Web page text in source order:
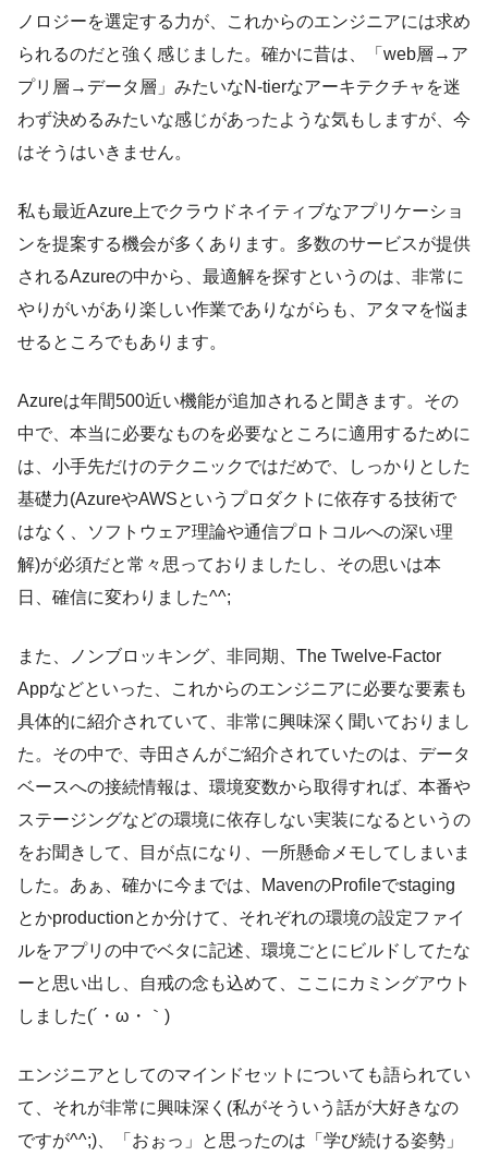
ノロジーを選定する力が、これからのエンジニアには求め
られるのだと強く感じました。確かに昔は、「web層→ア
プリ層→データ層」みたいなN-tierなアーキテクチャを迷
わず決めるみたいな感じがあったような気もしますが、今
はそうはいきません。
私も最近Azure上でクラウドネイティブなアプリケーショ
ンを提案する機会が多くあります。多数のサービスが提供
されるAzureの中から、最適解を探すというのは、非常に
やりがいがあり楽しい作業でありながらも、アタマを悩ま
せるところでもあります。
Azureは年間500近い機能が追加されると聞きます。その
中で、本当に必要なものを必要なところに適用するために
は、小手先だけのテクニックではだめで、しっかりとした
基礎力(AzureやAWSというプロダクトに依存する技術で
はなく、ソフトウェア理論や通信プロトコルへの深い理
解)が必須だと常々思っておりましたし、その思いは本
日、確信に変わりました^^;
また、ノンブロッキング、非同期、The Twelve-Factor
Appなどといった、これからのエンジニアに必要な要素も
具体的に紹介されていて、非常に興味深く聞いておりまし
た。その中で、寺田さんがご紹介されていたのは、データ
ベースへの接続情報は、環境変数から取得すれば、本番や
ステージングなどの環境に依存しない実装になるというの
をお聞きして、目が点になり、一所懸命メモしてしまいま
した。あぁ、確かに今までは、MavenのProfileでstaging
とかproductionとか分けて、それぞれの環境の設定ファイ
ルをアプリの中でベタに記述、環境ごとにビルドしてたな
ーと思い出し、自戒の念も込めて、ここにカミングアウト
しました(´・ω・｀)
エンジニアとしてのマインドセットについても語られてい
て、それが非常に興味深く(私がそういう話が大好きなの
ですが^^;)、「おぉっ」と思ったのは「学び続ける姿勢」